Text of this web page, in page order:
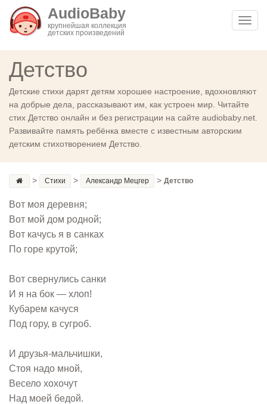
AudioBaby
крупнейшая коллекция
детских произведений
Детство
Детские стихи дарят детям хорошее настроение, вдохновляют
на добрые дела, рассказывают им, как устроен мир. Читайте
стих Детство онлайн и без регистрации на сайте audiobaby.net.
Развивайте память ребёнка вместе с известным авторским
детским стихотворением Детство.
> Стихи > Александр Мецгер > Детство
Вот моя деревня;
Вот мой дом родной;
Вот качусь я в санках
По горе крутой;
Вот свернулись санки
И я на бок — хлоп!
Кубарем качуся
Под гору, в сугроб.
И друзья-мальчишки,
Стоя надо мной,
Весело хохочут
Над моей бедой.